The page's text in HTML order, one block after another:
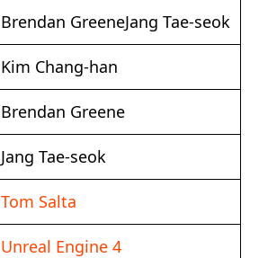
Brendan GreeneJang Tae-seok
Kim Chang-han
Brendan Greene
Jang Tae-seok
Tom Salta
Unreal Engine 4